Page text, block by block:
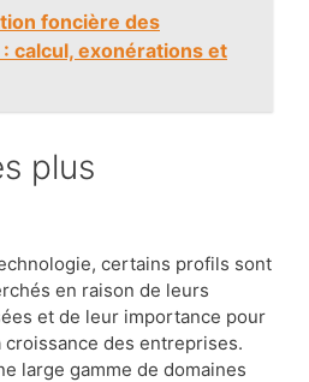
foncière des
calcul, exonérations et
certains profils sont
en raison de leurs
et de leur importance pour
des entreprises.
large gamme de domaines